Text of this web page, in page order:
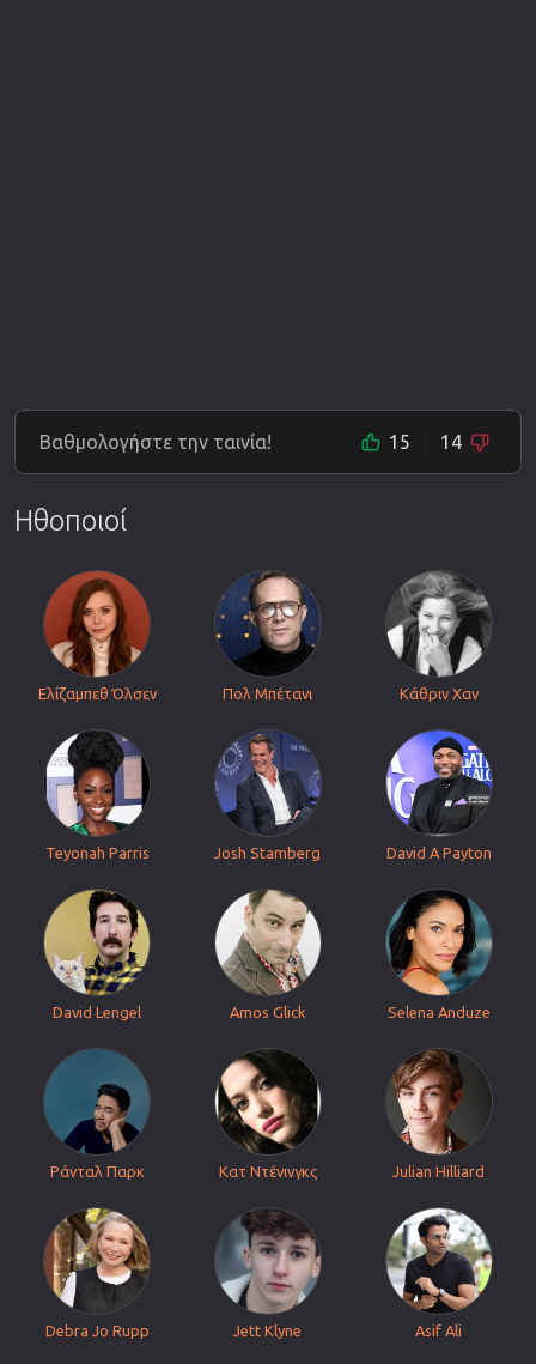
Βαθμολογήστε την ταινία! 15 14
Ηθοποιοί
Ελίζαμπεθ Όλσεν Πολ Μπέτανι Κάθριν Χαν
Teyonah Parris Josh Stamberg David A Payton
David Lengel Amos Glick Selena Anduze
Ράνταλ Παρκ Κατ Ντένινγκς Julian Hilliard
Debra Jo Rupp Jett Klyne Asif Ali